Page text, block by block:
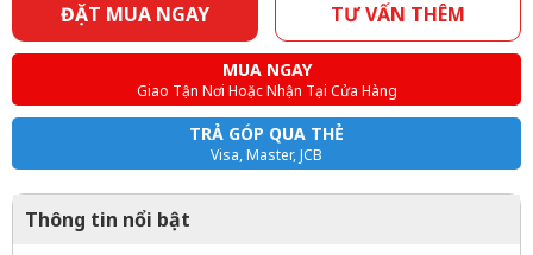
ĐẶT MUA NGAY TƯ VẤN THÊM
MUA NGAY
Giao Tận Nơi Hoặc Nhận Tại Cửa Hàng
TRẢ GÓP QUA THẺ
Visa, Master, JCB
Thông tin nổi bật